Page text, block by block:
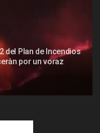
del Plan de Incendios
por un voraz